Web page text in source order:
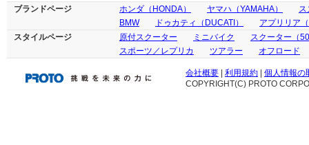
ブランドページ ホンダ（HONDA） ヤマハ（YAMAHA）
ス
BMW
ドゥカティ（DUCATI）
アプリリア
スタイルページ
原付スクーター ミニバイク
スクーター（
スポーツ／レプリカ
ツアラー オフロード
会社概要 利用規約
個人情報の
COPYRIGHT(C) PROTO